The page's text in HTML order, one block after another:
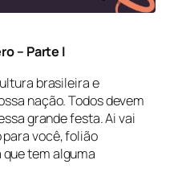
– Parte I
brasileira e
nação. Todos devem
grande festa. Ai vai
para você, folião
tem alguma